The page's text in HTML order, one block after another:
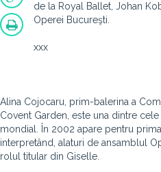
de la Royal Ballet, Johan
Operei Bucureşti.
xxx
Alina Cojocaru, prim-balerina a
Covent Garden, este una dintre
mondial. În 2002 apare pentru
interpretând, alaturi de ansamblul
rolul titular din Giselle.